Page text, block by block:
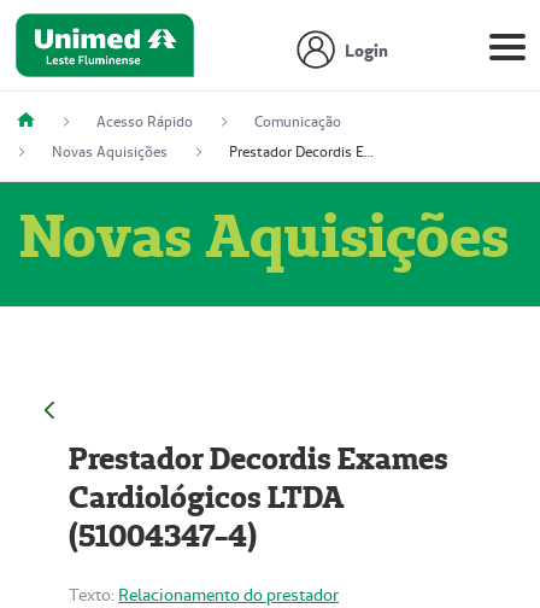
Login
Acesso Rápido
Comunicação
Novas Aquisições
Prestador Decordis Exames Cardiológicos LTDA (51004347-4)
Novas Aquisições
Prestador Decordis Exames
Cardiológicos LTDA
(51004347-4)
Texto: Relacionamento do prestador